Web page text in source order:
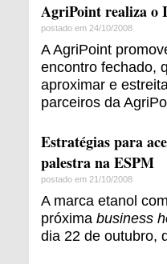
AgriPoint realiza o
postado em 24/10/2008
A AgriPoint
encontro fechado,
aproximar e
parceiros da
Estratégias para
palestra na ESPM
postado em 21/10/2008
A marca etanol
próxima business
dia 22 de outubro,